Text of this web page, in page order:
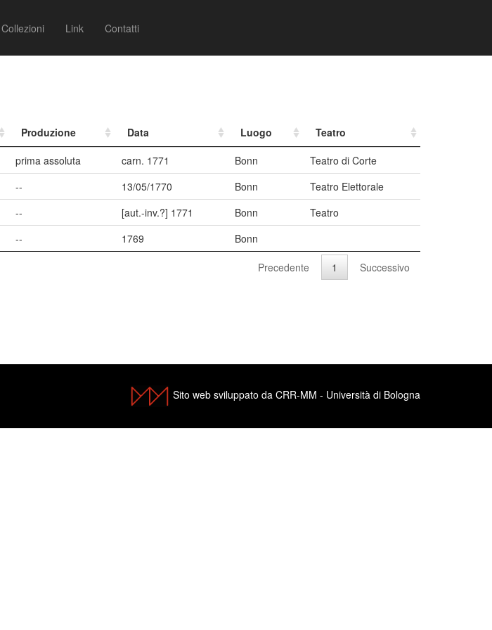
Collezioni Link Contatti
Produzione Data Luogo
Teatro
prima assoluta carn. 1771 Bonn
Teatro di Corte
-- 13/05/1770 Bonn
Teatro Elettorale
-- [aut.-inv.?] 1771 Bonn
Teatro
-- 1769
Bonn
Precedente 1 Successivo
Sito web sviluppato da CRR-MM - Università di Bologna